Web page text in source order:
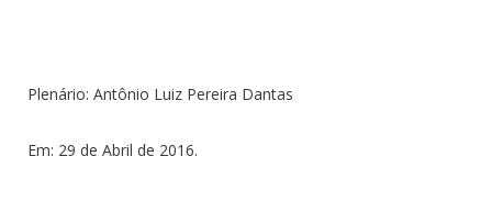
Plenário: Antônio Luiz Pereira Dantas
Em: 29 de Abril de 2016.